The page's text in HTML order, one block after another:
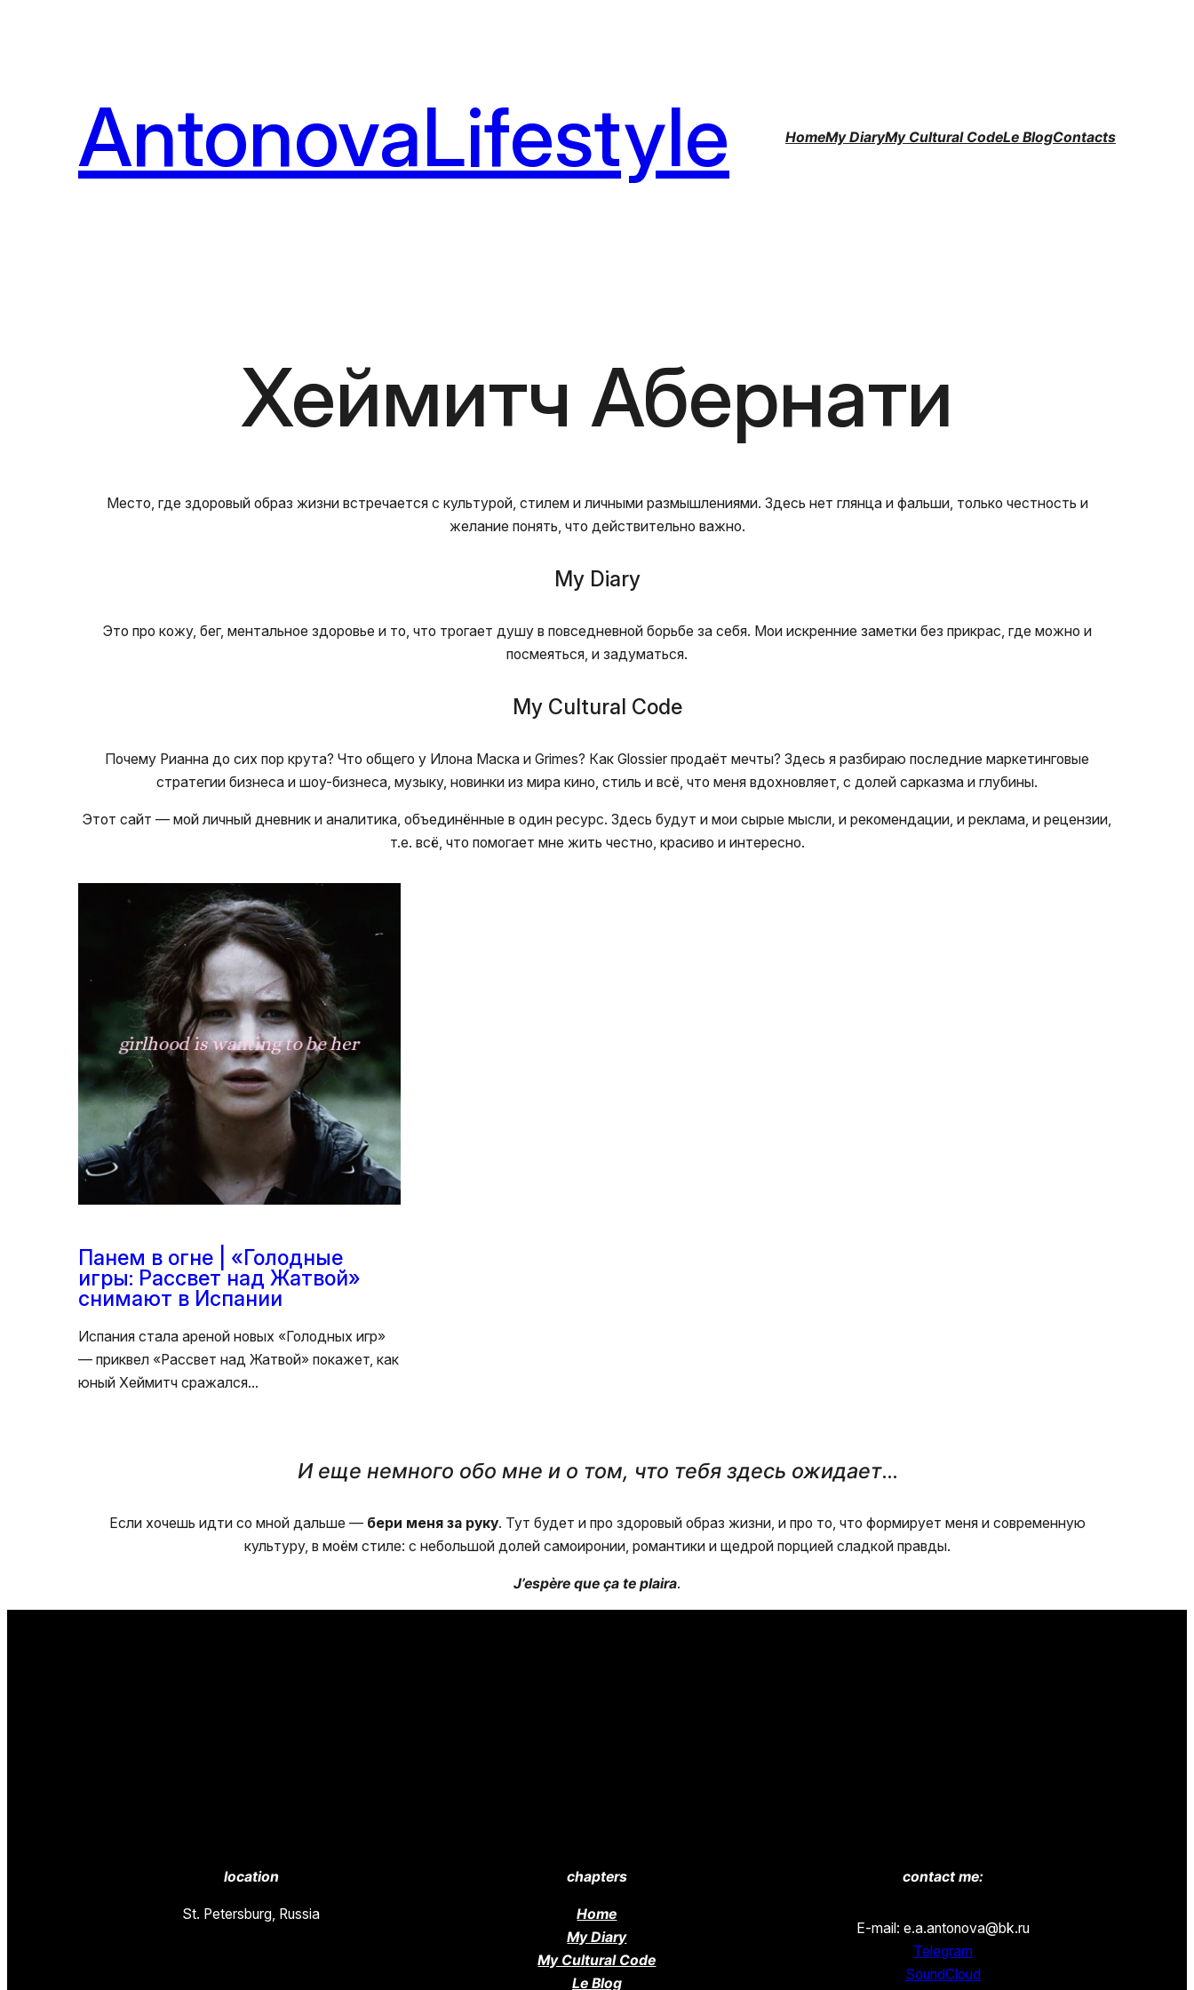
AntonovaLifestyle HomeMy DiaryMy Cultural CodeLe BlogContacts
Хеймитч Абернати
Место, где здоровый образ жизни встречается с культурой, стилем и личными размышлениями. Здесь нет глянца и фальши, только честность и
желание понять, что действительно важно.
My Diary
Это про кожу, бег, ментальное здоровье и то, что трогает душу в повседневной борьбе за себя. Мои искренние заметки без прикрас, где можно и
посмеяться, и задуматься.
My Cultural Code
Почему Рианна до сих пор крута? Что общего у Илона Маска и Grimes? Как Glossier продаёт мечты? Здесь я разбираю последние маркетинговые
стратегии бизнеса и шоу-бизнеса, музыку, новинки из мира кино, стиль и всё, что меня вдохновляет, с долей сарказма и глубины.
Этот сайт — мой личный дневник и аналитика, объединённые в один ресурс. Здесь будут и мои сырые мысли, и рекомендации, и реклама, и рецензии,
т.е. всё, что помогает мне жить честно, красиво и интересно.
Панем в огне | «Голодные
игры: Рассвет над Жатвой»
снимают в Испании
Испания стала ареной новых «Голодных игр»
— приквел «Рассвет над Жатвой» покажет, как
юный Хеймитч сражался…
И еще немного обо мне и о том, что тебя здесь ожидает…
Если хочешь идти со мной дальше — бери меня за руку. Тут будет и про здоровый образ жизни, и про то, что формирует меня и современную
культуру, в моём стиле: с небольшой долей самоиронии, романтики и щедрой порцией сладкой правды.
J’espère que ça te plaira.
location
St. Petersburg, Russia
chapters
Home
My Diary
My Cultural Code
Le Blog
contact me:
E-mail: e.a.antonova@bk.ru
Telegram
SoundCloud